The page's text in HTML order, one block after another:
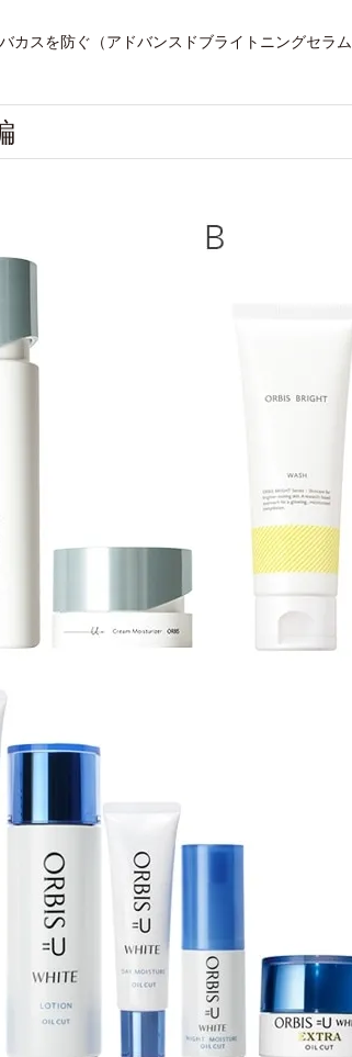
カスを防ぐ（アドバンスドブライトニングセラ